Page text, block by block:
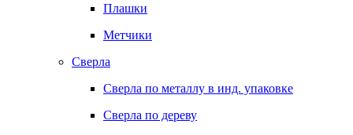
Плашки
Метчики
Сверла
Сверла по металлу в инд. упаковке
Сверла по дереву